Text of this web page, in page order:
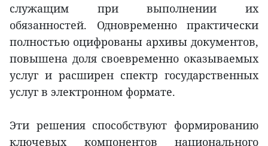
служащим при выполнении их
обязанностей. Одновременно практически
полностью оцифрованы архивы документов,
повышена доля своевременно оказываемых
услуг и расширен спектр государственных
услуг в электронном формате.
Эти решения способствуют формированию
ключевых компонентов национального